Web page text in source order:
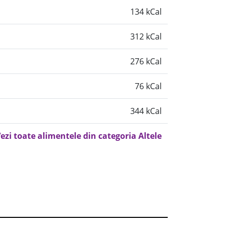
134 kCal
312 kCal
276 kCal
76 kCal
344 kCal
toate alimentele din categoria Altele